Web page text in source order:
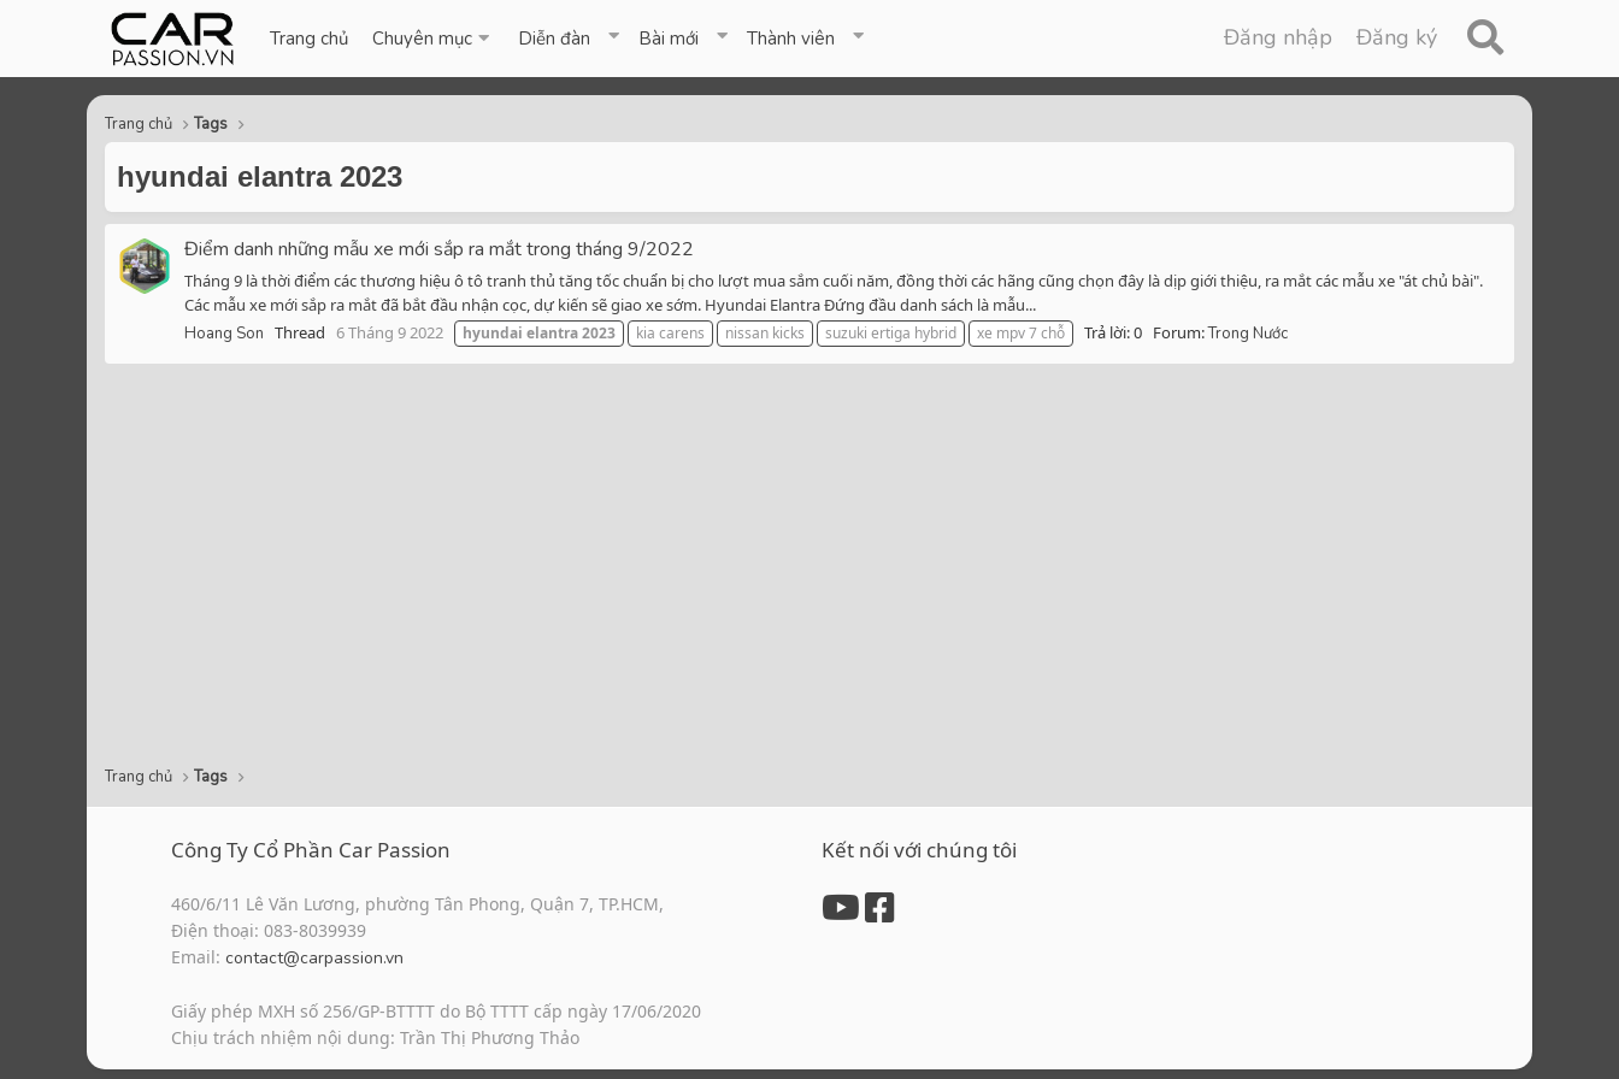
Trang chủ Chuyên mục Diễn đàn Bài mới Thành viên Đăng nhập Đăng ký
Trang chủ Tags
hyundai elantra 2023
Điểm danh những mẫu xe mới sắp ra mắt trong tháng 9/2022
Tháng 9 là thời điểm các thương hiệu ô tô tranh thủ tăng tốc chuẩn bị cho lượt mua sắm cuối năm, đồng thời các hãng cũng chọn đây là dịp giới thiệu, ra mắt các mẫu xe "át chủ bài".
Các mẫu xe mới sắp ra mắt đã bắt đầu nhận cọc, dự kiến sẽ giao xe sớm. Hyundai Elantra Đứng đầu danh sách là mẫu...
Hoang Son Thread 6 Tháng 9 2022 hyundai elantra2023 kia carens nissan kicks suzuki ertiga hybrid xe mpv 7 chỗ Trả lời: 0 Forum:Trong Nước
Trang chủ Tags
Công Ty Cổ Phần Car Passion
460/6/11 Lê Văn Lương, phường Tân Phong, Quận 7, TP.HCM,
Điện thoại: 083-8039939
Email: contact@carpassion.vn
Giấy phép MXH số 256/GP-BTTTT do Bộ TTTT cấp ngày 17/06/2020
Chịu trách nhiệm nội dung: Trần Thị Phương Thảo
Kết nối với chúng tôi